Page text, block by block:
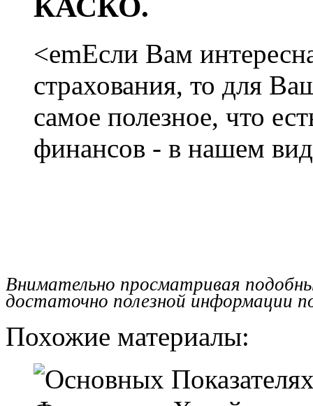
<emЕсли Вам
страхования, то для
самое полезное, что
финансов - в нашем
Внимательно просматривая
достаточно полезной информации
Похожие материалы: